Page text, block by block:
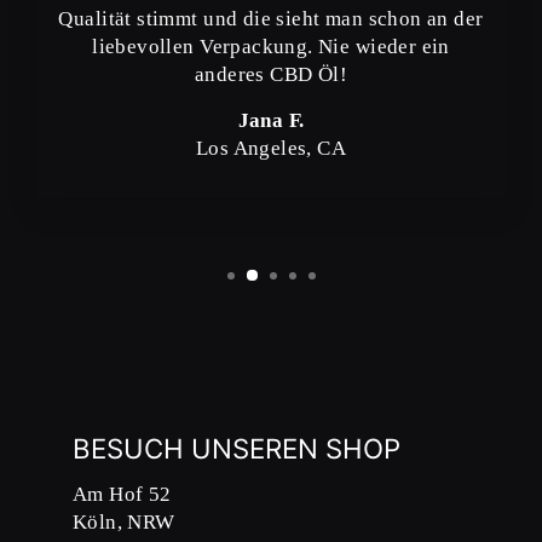
Qualität stimmt und die sieht man schon an der
liebevollen Verpackung. Nie wieder ein
anderes CBD Öl!
Jana F.
Los Angeles, CA
BESUCH UNSEREN SHOP
Am Hof 52
Köln, NRW